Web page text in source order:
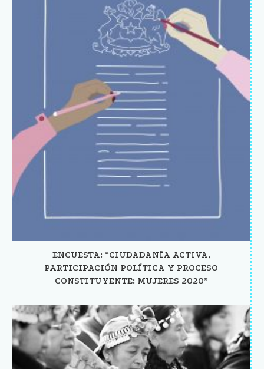
ENCUESTA: “CIUDADANÍA ACTIVA,
PARTICIPACIÓN POLÍTICA Y PROCESO
CONSTITUYENTE: MUJERES 2020”